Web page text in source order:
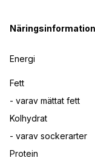
Näringsinformation
Energi
Fett
- varav mättat fett
Kolhydrat
- varav sockerarter
Protein